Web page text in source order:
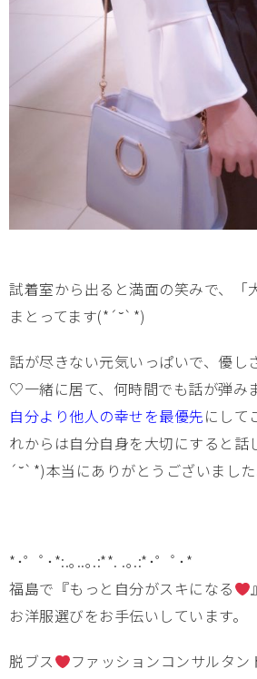
試着室から出ると満面の笑みで、「
まとってます(*´˘`*)
話が尽きない元気いっぱいで、優し
♡一緒に居て、何時間でも話が弾み
自分より他人の幸せを最優先にして
れからは自分自身を大切にすると話
´˘`*)本当にありがとうございました
*･゜ﾟ･*:.｡..｡.:**. .｡.:*･゜ﾟ･*
福島で『もっと自分がスキになる
』
お洋服選びをお手伝いしています。
脱ブス ファッションコンサルタン